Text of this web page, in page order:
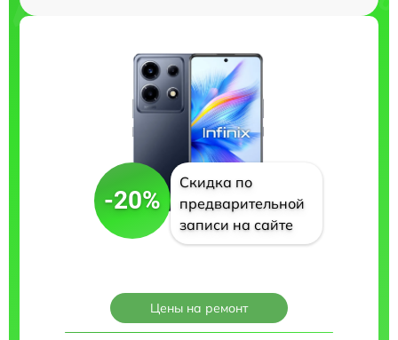
-20%
Скидка по
предварительной
записи на сайте
Цены на ремонт